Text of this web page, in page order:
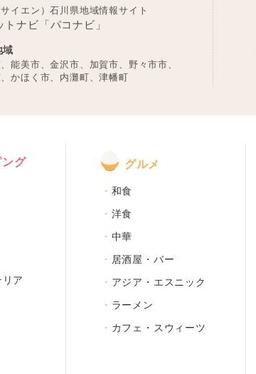
イエン）石川県地域情報サイト
トナビ「パコナビ」
域
能美市、金沢市、加賀市、野々市市、
かほく市、内灘町、津幡町
ング
ア
グルメ
和食
洋食
中華
居酒屋・バー
アジア・エスニック
ラーメン
カフェ・スウィーツ